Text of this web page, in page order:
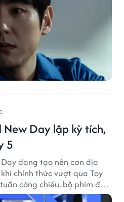
New Day lập kỳ tích,
5
đang tạo nên cơn địa
chính thức vượt qua Toy
công chiếu, bộ phim đã
và trở thành tác phẩm ăn